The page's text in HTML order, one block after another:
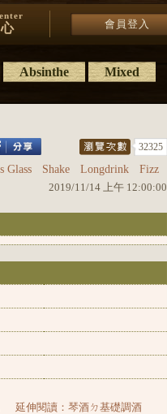
會員登入
Absinthe Mixed
32325
Glass Shake Longdrink
Fizz
2019/11/14 上午 12:00:00
延伸閱讀：琴酒ㄉ基礎調酒